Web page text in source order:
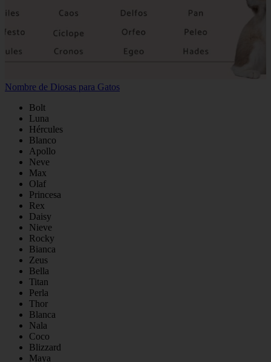
Nombre de Diosas para Gatos
Bolt
Luna
Hércules
Blanco
Apollo
Neve
Max
Olaf
Princesa
Rex
Daisy
Nieve
Rocky
Bianca
Zeus
Bella
Titan
Perla
Thor
Blanca
Nala
Coco
Blizzard
Maya